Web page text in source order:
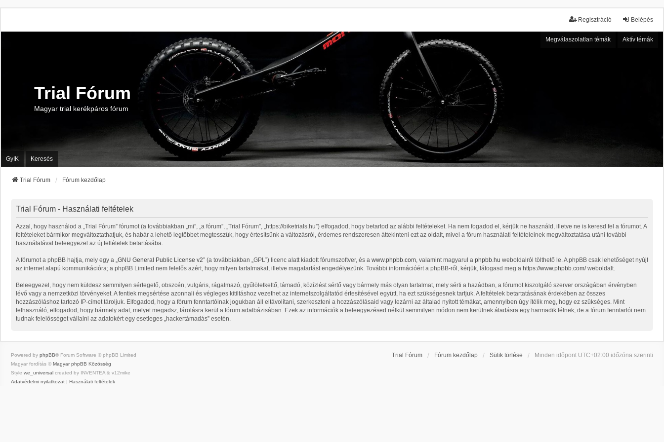
Belépés
Regisztráció
Megválaszolatlan témák Aktív témák
Trial Fórum
Magyar trial kerékpáros fórum
GyIK Keresés
Trial Fórum Fórum kezdőlap
Trial Fórum - Használati feltételek
Azzal, hogy használod a „Trial Fórum” fórumot (a továbbiakban „mi”, „a fórum”, „Trial Fórum”, „https://biketrials.hu”) elfogadod, hogy betartod az alábbi feltételeket. Ha nem fogadod el, kérjük ne használd, illetve ne is keresd fel a fórumot. A
feltételeket bármikor megváltoztathatjuk, és habár a lehető legtöbbet megtesszük, hogy értesítsünk a változásról, érdemes rendszeresen áttekinteni ezt az oldalt, mivel a fórum használati feltételeinek megváltoztatása utáni további
használatával beleegyezel az új feltételek betartásába.
A fórumot a phpBB hajtja, mely egy a „GNU General Public License v2” (a továbbiakban „GPL”) licenc alatt kiadott fórumszoftver, és a www.phpbb.com, valamint magyarul a phpbb.hu weboldalról tölthető le. A phpBB csak lehetőséget nyújt
az internet alapú kommunikációra; a phpBB Limited nem felelős azért, hogy milyen tartalmakat, illetve magatartást engedélyezünk. További információért a phpBB-ről, kérjük, látogasd meg a https://www.phpbb.com/weboldalt.
Beleegyezel, hogy nem küldesz semmilyen sértegető, obszcén, vulgáris, rágalmazó, gyűlöletkeltő, támadó, közízlést sértő vagy bármely más olyan tartalmat, mely sérti a hazádban, a fórumot kiszolgáló szerver országában érvényben
lévő vagy a nemzetközi törvényeket. A fentiek megsértése azonnali és végleges kitiltáshoz vezethet az internetszolgáltatód értesítésével együtt, ha ezt szükségesnek tartjuk. A feltételek betartatásának érdekében az összes
hozzászóláshoz tartozó IP-címet tároljuk. Elfogadod, hogy a fórum fenntartóinak jogukban áll eltávolítani, szerkeszteni a hozzászólásaid vagy lezárni az általad nyitott témákat, amennyiben úgy ítélik meg, hogy ez szükséges. Mint
felhasználó, elfogadod, hogy bármely adat, melyet megadsz, tárolásra kerül a fórum adatbázisában. Ezek az információk a beleegyezésed nélkül semmilyen módon nem kerülnek átadásra egy harmadik félnek, de a fórum fenntartói nem
tudnak felelősséget vállalni az adatokért egy esetleges „hackertámadás” esetén.
Trial Fórum Fórum kezdőlap Sütik törlése Minden időpont UTC+02:00 időzóna szerinti
Powered by phpBB® Forum Software © phpBB Limited
Magyar fordítás © Magyar phpBB Közösség
Style we_universal created by INVENTEA & v12mike
Adatvédelmi nyilatkozat
Használati feltételek